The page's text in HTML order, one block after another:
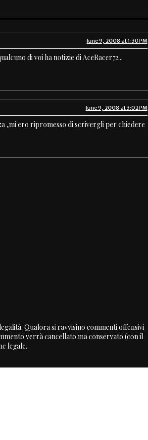
June 9, 2008 at 1:30 PM
di voi ha notizie di AceRacer72...
June 9, 2008 at 3:02 PM
,mi ero ripromesso di scrivergli per chiedere
Qualora si ravvisino commenti offensivi
verrà cancellato ma conservato (con il
legale.